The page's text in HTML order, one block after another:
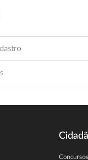
Concursos